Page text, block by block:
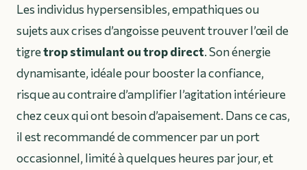
Les individus hypersensibles, empathiques ou
sujets aux crises d’angoisse peuvent trouver l’œil de
tigretrop stimulant ou trop direct. Son énergie
dynamisante, idéale pour booster la confiance,
risque au contraire d’amplifier l’agitation intérieure
chez ceux qui ont besoin d’apaisement. Dans ce cas,
il est recommandé de commencer par un port
occasionnel, limité à quelques heures par jour, et